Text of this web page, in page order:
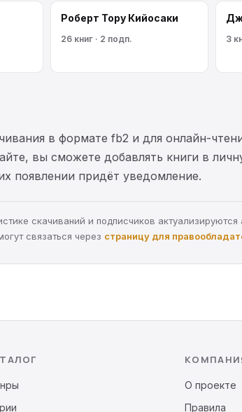
Роберт Тору Кийосаки
26 книг · 2 подп. 3
в формате fb2 и для онлайн-
вы сможете добавлять книги в
появлении придёт уведомление.
скачиваний и подписчиков
связаться через страницу для
О проекте
Правила